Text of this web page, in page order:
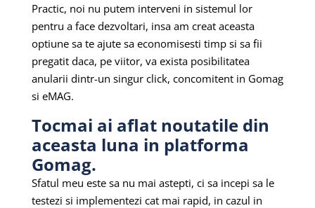
Practic, noi nu putem interveni in sistemul lor
pentru a face dezvoltari, insa am creat aceasta
optiune sa te ajute sa economisesti timp si sa fii
pregatit daca, pe viitor, va exista posibilitatea
anularii dintr-un singur click, concomitent in Gomag
si eMAG.
Tocmai ai aflat noutatile din
aceasta luna in platforma
Gomag.
Sfatul meu este sa nu mai astepti, ci sa incepi sa le
testezi si implementezi cat mai rapid, in cazul in